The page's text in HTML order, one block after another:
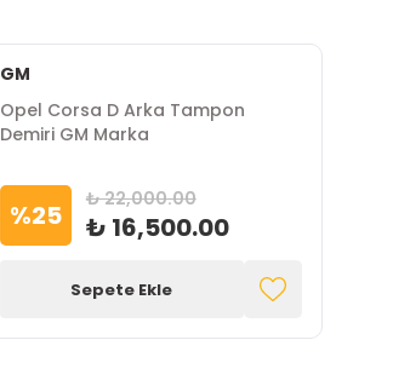
GM
Opel Corsa D Arka Tampon
Demiri GM Marka
%25 ₺ 22,000.00
₺ 16,500.00
Sepete Ekle